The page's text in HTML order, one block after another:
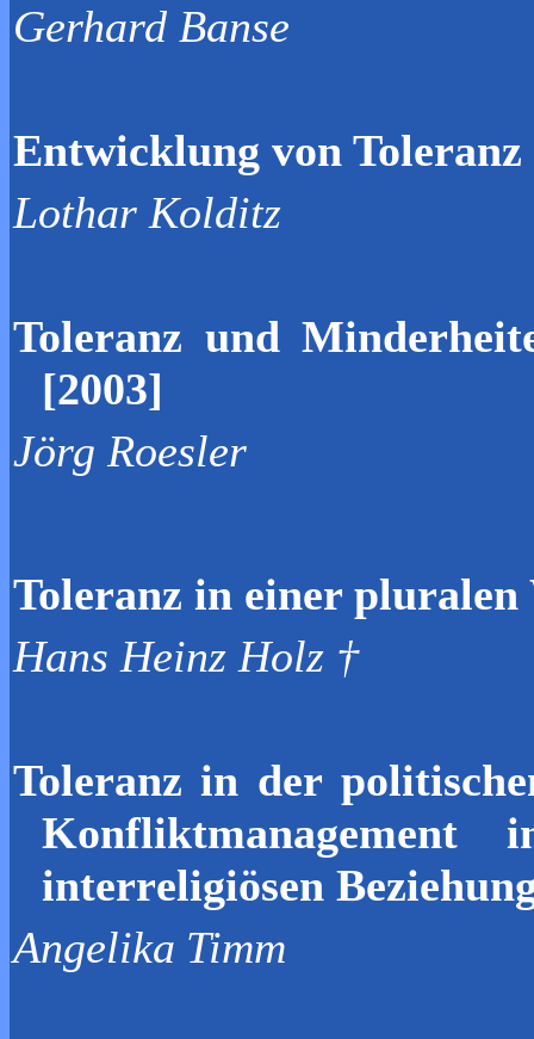
Gerhard Banse
Entwicklung von Toleranz
Lothar Kolditz
Toleranz und
[2003]
Jörg Roesler
Toleranz in einer pluralen
Hans Heinz Holz †
Toleranz in der politisch
Konfliktmanagement
interreligiösen Bezieh
Angelika Timm